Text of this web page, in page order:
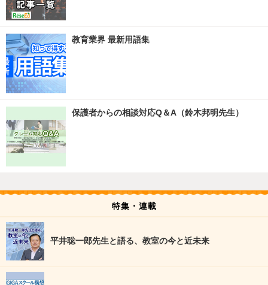
教育業界 最新用語集
保護者からの相談対応Q＆A（鈴木邦明先生）
特集・連載
平井聡一郎先生と語る、教室の今と近未来